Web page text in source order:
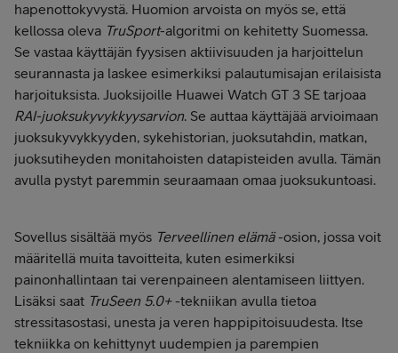
hapenottokyvystä. Huomion arvoista on myös se, että
kellossa oleva TruSport-algoritmi on kehitetty Suomessa.
Se vastaa käyttäjän fyysisen aktiivisuuden ja harjoittelun
seurannasta ja laskee esimerkiksi palautumisajan erilaisista
harjoituksista. Juoksijoille Huawei Watch GT 3 SE tarjoaa
RAI-juoksukyvykkyysarvion. Se auttaa käyttäjää arvioimaan
juoksukyvykkyyden, sykehistorian, juoksutahdin, matkan,
juoksutiheyden monitahoisten datapisteiden avulla. Tämän
avulla pystyt paremmin seuraamaan omaa juoksukuntoasi.
Sovellus sisältää myös Terveellinen elämä-osion, jossa voit
määritellä muita tavoitteita, kuten esimerkiksi
painonhallintaan tai verenpaineen alentamiseen liittyen.
Lisäksi saat TruSeen 5.0+-tekniikan avulla tietoa
stressitasostasi, unesta ja veren happipitoisuudesta. Itse
tekniikka on kehittynyt uudempien ja parempien